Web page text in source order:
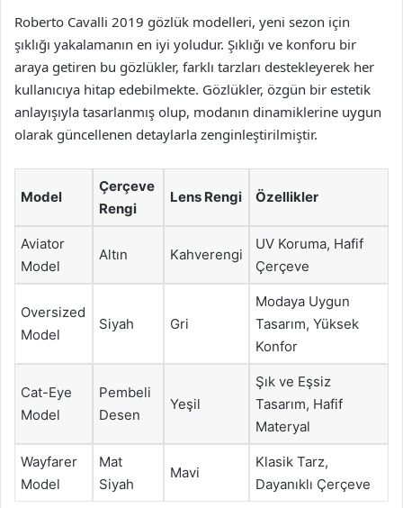
Roberto Cavalli 2019 gözlük modelleri, yeni sezon için
şıklığı yakalamanın en iyi yoludur. Şıklığı ve konforu bir
araya getiren bu gözlükler, farklı tarzları destekleyerek her
kullanıcıya hitap edebilmekte. Gözlükler, özgün bir estetik
anlayışıyla tasarlanmış olup, modanın dinamiklerine uygun
olarak güncellenen detaylarla zenginleştirilmiştir.
Model
Çerçeve
Rengi
Lens Rengi Özellikler
Aviator
Model
Altın Kahverengi
UV Koruma, Hafif
Çerçeve
Oversized
Model
Siyah Gri
Modaya Uygun
Tasarım, Yüksek
Konfor
Cat-Eye
Model
Pembeli
Desen
Yeşil
Şık ve Eşsiz
Tasarım, Hafif
Materyal
Wayfarer
Model
Mat
Siyah
Mavi
Klasik Tarz,
Dayanıklı Çerçeve